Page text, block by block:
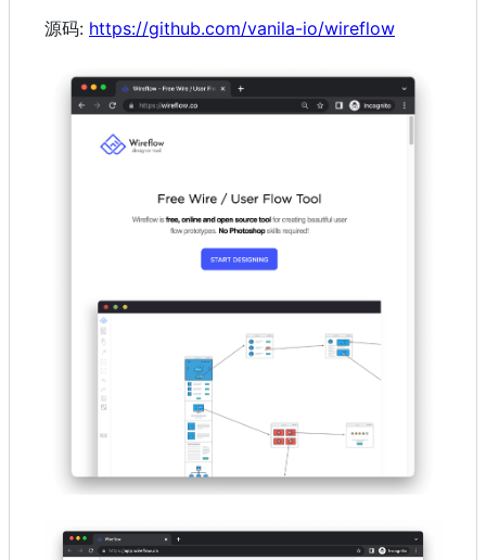
源码: https://github.com/vanila-io/wireflow